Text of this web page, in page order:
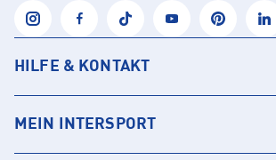
HILFE & KONTAKT
MEIN INTERSPORT